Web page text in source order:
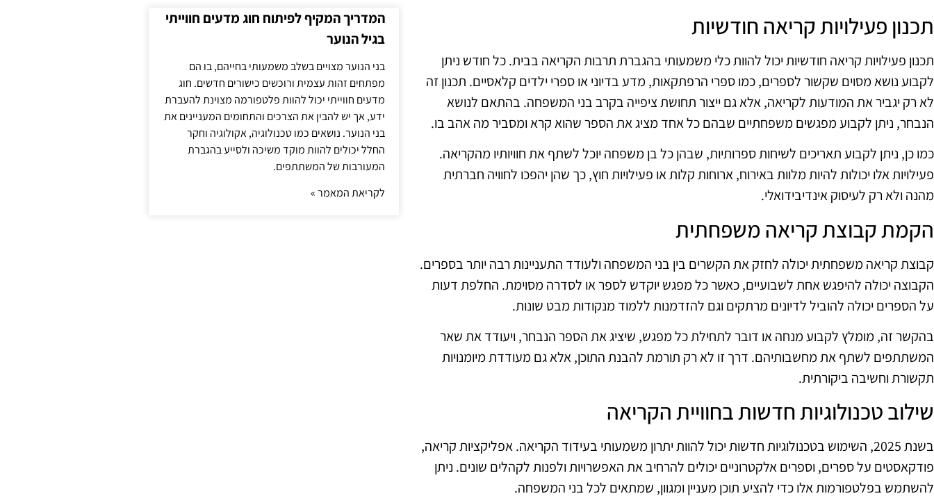
תכנון פעילויות קריאה חודשיות
תכנון פעילויות קריאה חודשיות יכול להוות כלי משמעותי בהגברת תרבות הקריאה בבית. כל חודש ניתן
לקבוע נושא מסוים שקשור לספרים, כמו ספרי הרפתקאות, מדע בדיוני או ספרי ילדים קלאסיים. תכנון זה
לא רק יגביר את המודעות לקריאה, אלא גם ייצור תחושת ציפייה בקרב בני המשפחה. בהתאם לנושא
הנבחר, ניתן לקבוע מפגשים משפחתיים שבהם כל אחד מציג את הספר שהוא קרא ומסביר מה אהב בו.
כמו כן, ניתן לקבוע תאריכים לשיחות ספרותיות, שבהן כל בן משפחה יוכל לשתף את חוויותיו מהקריאה.
פעילויות אלו יכולות להיות מלוות באירוח, ארוחות קלות או פעילויות חוץ, כך שהן יהפכו לחוויה חברתית
מהנה ולא רק לעיסוק אינדיבידואלי.
הקמת קבוצת קריאה משפחתית
קבוצת קריאה משפחתית יכולה לחזק את הקשרים בין בני המשפחה ולעודד התעניינות רבה יותר בספרים.
הקבוצה יכולה להיפגש אחת לשבועיים, כאשר כל מפגש יוקדש לספר או לסדרה מסוימת. החלפת דעות
על הספרים יכולה להוביל לדיונים מרתקים וגם להזדמנות ללמוד מנקודות מבט שונות.
בהקשר זה, מומלץ לקבוע מנחה או דובר לתחילת כל מפגש, שיציג את הספר הנבחר, ויעודד את שאר
המשתתפים לשתף את מחשבותיהם. דרך זו לא רק תורמת להבנת התוכן, אלא גם מעודדת מיומנויות
תקשורת וחשיבה ביקורתית.
שילוב טכנולוגיות חדשות בחוויית הקריאה
בשנת 2025, השימוש בטכנולוגיות חדשות יכול להוות יתרון משמעותי בעידוד הקריאה. אפליקציות קריאה,
פודקאסטים על ספרים, וספרים אלקטרוניים יכולים להרחיב את האפשרויות ולפנות לקהלים שונים. ניתן
להשתמש בפלטפורמות אלו כדי להציע תוכן מעניין ומגוון, שמתאים לכל בני המשפחה.
המדריך המקיף לפיתוח חוג מדעים חווייתי
בגיל הנוער
בני הנוער מצויים בשלב משמעותי בחייהם, בו הם
מפתחים זהות עצמית ורוכשים כישורים חדשים. חוג
מדעים חווייתי יכול להוות פלטפורמה מצוינת להעברת
ידע, אך יש להבין את הצרכים והתחומים המעניינים את
בני הנוער. נושאים כמו טכנולוגיה, אקולוגיה וחקר
החלל יכולים להוות מוקד משיכה ולסייע בהגברת
המעורבות של המשתתפים.
לקריאת המאמר »